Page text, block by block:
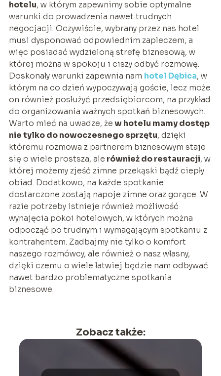
hotelu, w którym zapewnimy sobie optymalne
warunki do prowadzenia nawet trudnych
negocjacji. Oczywiście, wybrany przez nas hotel
musi dysponować odpowiednim zapleczem, a
więc posiadać wydzieloną strefę biznesową, w
której można w spokoju i ciszy odbyć rozmowę.
Doskonały warunki zapewnia nam hotel Dębica, w
którym na co dzień wypoczywają goście, lecz może
on również posłużyć przedsiębiorcom, na przykład
do organizowania ważnych spotkań biznesowych.
Warto mieć na uwadze, żew hotelu mamy dostęp
nie tylko do nowoczesnego sprzętu, dzięki
któremu rozmowa z partnerem biznesowym staje
się o wiele prostsza, ale również do restauracji, w
której możemy zjeść zimne przekąski bądź ciepły
obiad. Dodatkowo, na każde spotkanie
dostarczone zostają napoje zimne oraz gorące. W
razie potrzeby istnieje również możliwość
wynajęcia pokoi hotelowych, w których można
odpocząć po trudnym i wymagającym spotkaniu z
kontrahentem. Zadbajmy nie tylko o komfort
naszego rozmówcy, ale również o nasz własny,
dzięki czemu o wiele łatwiej będzie nam odbywać
nawet bardzo problematyczne spotkania
biznesowe.
Zobacz także: